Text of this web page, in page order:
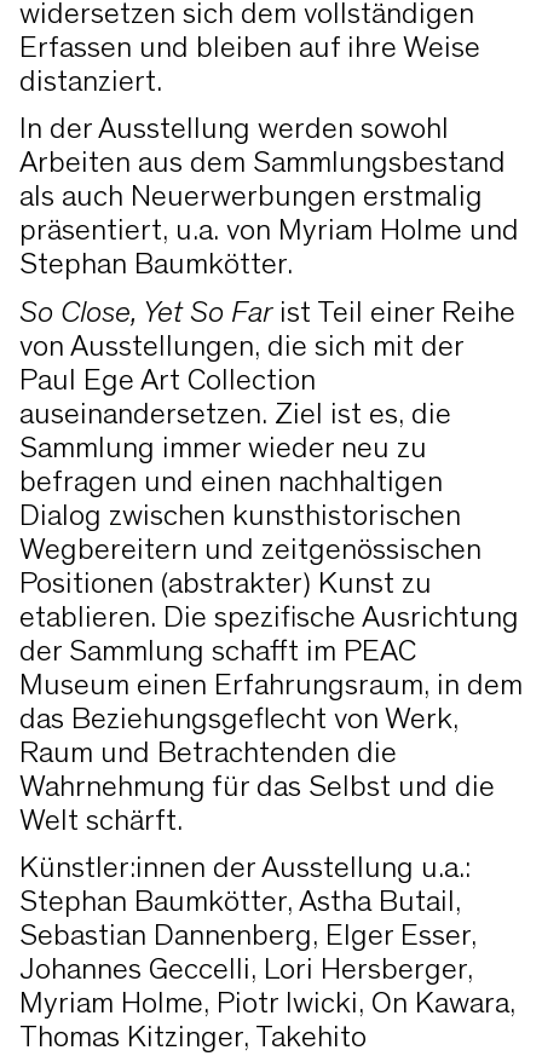
widersetzen sich dem vollständigen
Erfassen und bleiben auf ihre Weise
distanziert.
In der Ausstellung werden sowohl
Arbeiten aus dem Sammlungsbestand
als auch Neuerwerbungen erstmalig
präsentiert, u.a. von Myriam Holme und
Stephan Baumkötter.
So Close, Yet So Farist Teil einer Reihe
von Ausstellungen, die sich mit der
Paul Ege Art Collection
auseinandersetzen. Ziel ist es, die
Sammlung immer wieder neu zu
befragen und einen nachhaltigen
Dialog zwischen kunsthistorischen
Wegbereitern und zeitgenössischen
Positionen (abstrakter) Kunst zu
etablieren. Die spezifische Ausrichtung
der Sammlung schafft im PEAC
Museum einen Erfahrungsraum, in dem
das Beziehungsgeflecht von Werk,
Raum und Betrachtenden die
Wahrnehmung für das Selbst und die
Welt schärft.
Künstler:innen der Ausstellung u.a.:
Stephan Baumkötter, Astha Butail,
Sebastian Dannenberg, Elger Esser,
Johannes Geccelli, Lori Hersberger,
Myriam Holme, Piotr Iwicki, On Kawara,
Thomas Kitzinger, Takehito